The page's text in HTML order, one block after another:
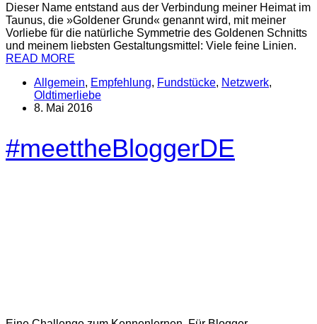
Dieser Name entstand aus der Verbindung meiner Heimat im
Taunus, die »Goldener Grund« genannt wird, mit meiner
Vorliebe für die natürliche Symmetrie des Goldenen Schnitts
und meinem liebsten Gestaltungsmittel: Viele feine Linien.
READ MORE
Allgemein, Empfehlung, Fundstücke, Netzwerk,
Oldtimerliebe
8. Mai 2016
#meettheBloggerDE